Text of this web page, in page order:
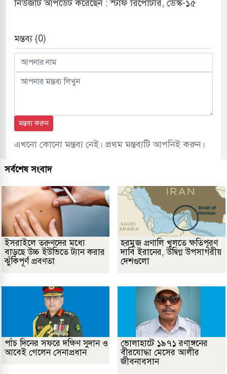
নিউজটি আপডেট করেছেন : স্টাফ রিপোর্টার, ডেস্ক-১৫
মন্তব্য (0)
মন্তব্য করুন
এখনো কোনো মন্তব্য নেই। প্রথম মন্তব্যটি আপনিই করুন।
সর্বশেষ সংবাদ
ইসরাইলে তরুণদের মধ্যে
বাড়ছে উচ্চ ইউভিতে ট্যান করার
ঝুঁকিপূর্ণ প্রবণতা
হরমুজ প্রণালি খুলতে ক্ষতিপূরণ
দাবি ইরানের, উদ্বিগ্ন উপসাগরীয়
দেশগুলো
পাঁচ দিনের সফরে দক্ষিণ সুদান ও
আবেই গেলেন সেনাপ্রধান
ভোলাহাটে ১৯৭১ রণাঙ্গনের
বীরযোদ্ধা মেসের আলীর
জীবনাবসান